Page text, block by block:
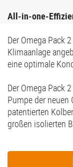
All-in-one-
Der Omega Pack
Klimaanlage
eine optimale
Der Omega Pack
Pumpe der neuen
patentierten
großen isolierten